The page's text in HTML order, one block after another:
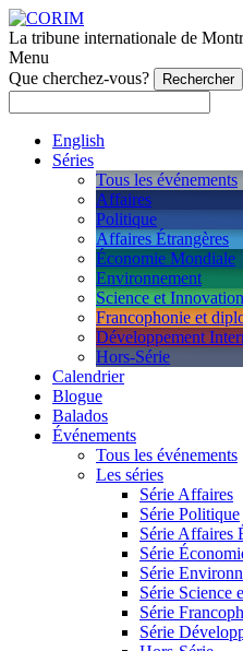
La tribune internationale de
Menu
Que cherchez-vous?
English
Séries
Tous les événements
Affaires
Politique
Affaires Étrangères
Économie Mondiale
Environnement
Science et Innovation
Francophonie et
Développement
Hors-Série
Calendrier
Blogue
Balados
Événements
Tous les événements
Les séries
Série Affaires
Série Politique
Série Affaires
Série
Série
Série Science
Série
Série